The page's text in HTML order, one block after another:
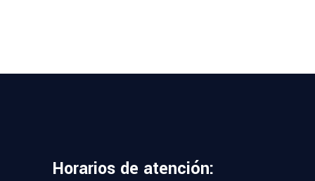
Horarios de atención: